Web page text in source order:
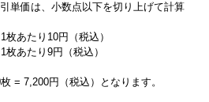
単価は、小数点以下を切り上げて計算
あたり10円（税込）
枚あたり9円（税込）
= 7,200円（税込）となります。